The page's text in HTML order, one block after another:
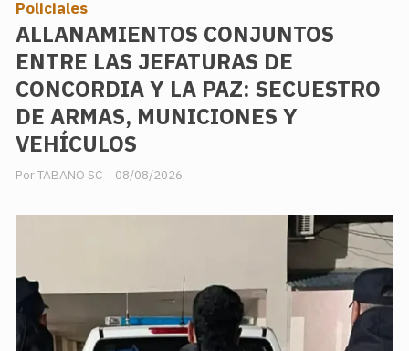
ALLANAMIENTOS CONJUNTOS
ENTRE LAS JEFATURAS DE
CONCORDIA Y LA PAZ: SECUESTRO
DE ARMAS, MUNICIONES Y
VEHÍCULOS
TABANO SC
Policiales
08/08/2026